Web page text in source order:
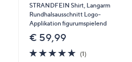
STRANDFEIN Shirt, Langarm
Rundhalsausschnitt Logo-
Applikation figurumspielend
€ 59,99
5.0
von
(1)